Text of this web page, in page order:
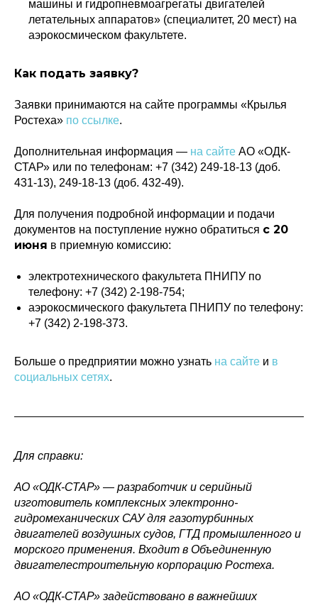
машины и гидропневмоагрегаты двигателей
летательных аппаратов» (специалитет, 20 мест) на
аэрокосмическом факультете.
Как подать заявку?
Заявки принимаются на сайте программы «Крылья
Ростеха» по ссылке.
Дополнительная информация — на сайте АО «ОДК-
СТАР» или по телефонам: +7 (342) 249-18-13 (доб.
431-13), 249-18-13 (доб. 432-49).
Для получения подробной информации и подачи
документов на поступление нужно обратиться с 20
июня в приемную комиссию:
электротехнического факультета ПНИПУ по
телефону: +7 (342) 2-198-754;
аэрокосмического факультета ПНИПУ по телефону:
+7 (342) 2-198-373.
Больше о предприятии можно узнать на сайте и в
социальных сетях.
Для справки:
АО «ОДК-СТАР» — разработчик и серийный
изготовитель комплексных электронно-
гидромеханических САУ для газотурбинных
двигателей воздушных судов, ГТД промышленного и
морского применения. Входит в Объединенную
двигателестроительную корпорацию Ростеха.
АО «ОДК-СТАР» задействовано в важнейших